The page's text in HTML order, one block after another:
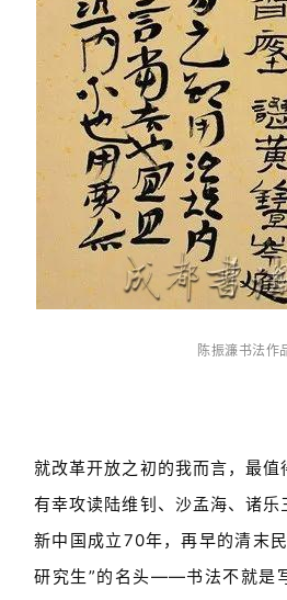
陈振濂书法作
就改革开放之初的我而言，最
有幸攻读陆维钊、沙孟海、诸乐
新中国成立70年，再早的清末
研究生”的名头——书法不就是